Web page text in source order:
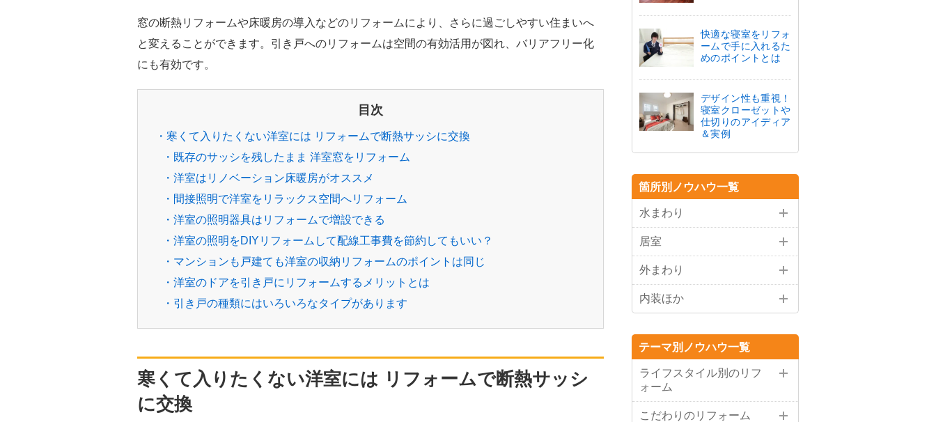
窓の断熱リフォームや床暖房の導入などのリフォームにより、さらに過ごしやすい住まいへ
と変えることができます。引き戸へのリフォームは空間の有効活用が図れ、バリアフリー化
にも有効です。
目次
・寒くて入りたくない洋室には リフォームで断熱サッシに交換
・既存のサッシを残したまま 洋室窓をリフォーム
・洋室はリノベーション床暖房がオススメ
・間接照明で洋室をリラックス空間へリフォーム
・洋室の照明器具はリフォームで増設できる
・洋室の照明をDIYリフォームして配線工事費を節約してもいい？
・マンションも戸建ても洋室の収納リフォームのポイントは同じ
・洋室のドアを引き戸にリフォームするメリットとは
・引き戸の種類にはいろいろなタイプがあります
寒くて入りたくない洋室には リフォームで断熱サッシ
に交換
快適な寝室をリフォ
ームで手に入れるた
めのポイントとは
デザイン性も重視！
寝室クローゼットや
仕切りのアイディア
＆実例
箇所別ノウハウ一覧
水まわり
居室
外まわり
内装ほか
テーマ別ノウハウ一覧
ライフスタイル別のリフ
ォーム
こだわりのリフォーム